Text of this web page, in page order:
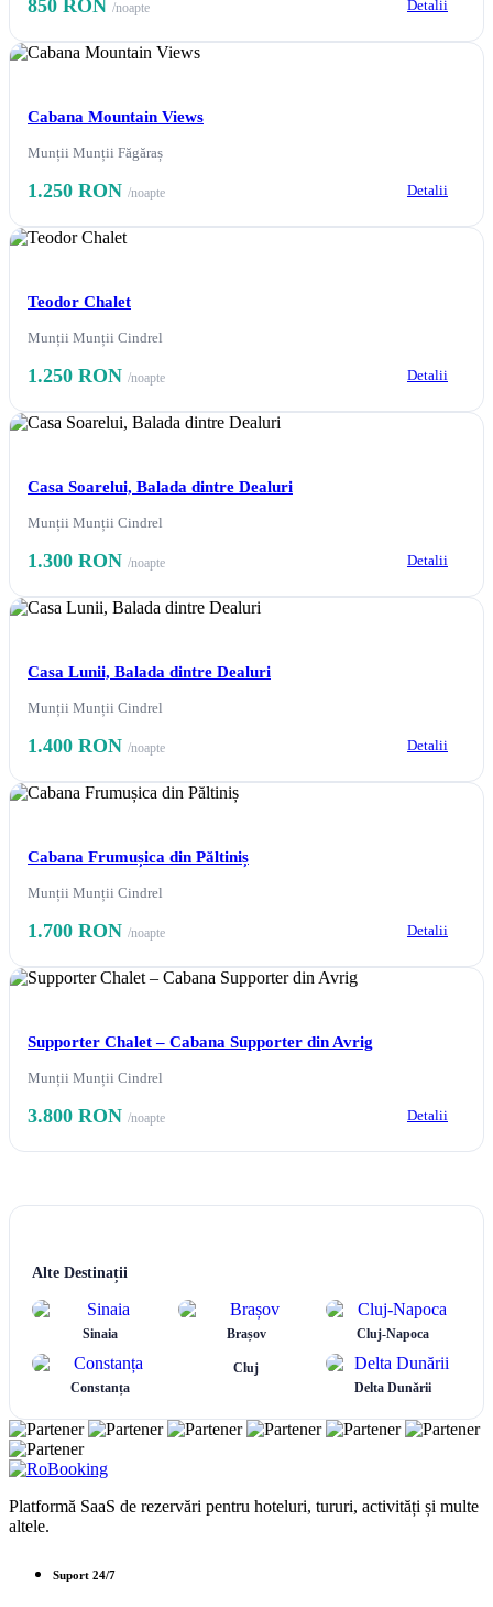
850 RON /noapte Detalii
Cabana Mountain Views
Munții Munții Făgăraș
1.250 RON /noapte Detalii
Teodor Chalet
Munții Munții Cindrel
1.250 RON /noapte Detalii
Casa Soarelui, Balada dintre Dealuri
Munții Munții Cindrel
1.300 RON /noapte Detalii
Casa Lunii, Balada dintre Dealuri
Munții Munții Cindrel
1.400 RON /noapte Detalii
Cabana Frumușica din Păltiniș
Munții Munții Cindrel
1.700 RON /noapte Detalii
Supporter Chalet – Cabana Supporter din Avrig
Munții Munții Cindrel
3.800 RON /noapte Detalii
Alte Destinații
Sinaia Brașov Cluj-Napoca
Constanța
Cluj
Delta Dunării
Platformă SaaS de rezervări pentru hoteluri, tururi, activități și multe
altele.
Suport 24/7